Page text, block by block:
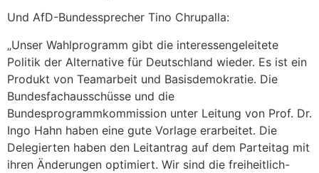
Und AfD-Bundessprecher Tino Chrupalla:
„Unser Wahlprogramm gibt die interessengeleitete
Politik der Alternative für Deutschland wieder. Es ist ein
Produkt von Teamarbeit und Basisdemokratie. Die
Bundesfachausschüsse und die
Bundesprogrammkommission unter Leitung von Prof. Dr.
Ingo Hahn haben eine gute Vorlage erarbeitet. Die
Delegierten haben den Leitantrag auf dem Parteitag mit
ihren Änderungen optimiert. Wir sind die freiheitlich-